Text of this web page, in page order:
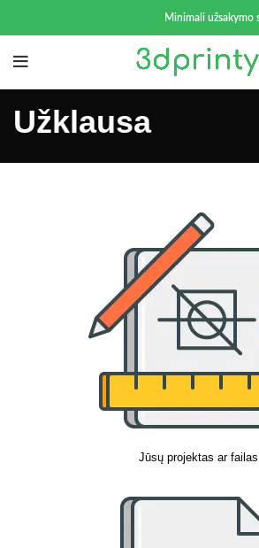
Minimali užsakymo
Užklausa
Jūsų projektas ar failas